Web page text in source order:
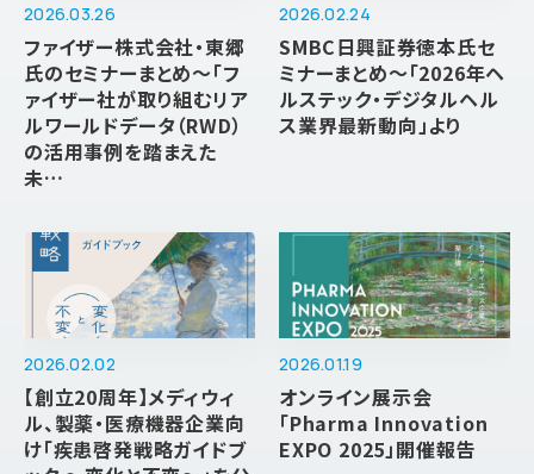
2026.03.26
ファイザー株式会社・東郷
氏のセミナーまとめ～「フ
ァイザー社が取り組むリア
ルワールドデータ（RWD）
の活用事例を踏まえた
未…
2026.02.24
SMBC日興証券徳本氏セ
ミナーまとめ～「2026年ヘ
ルステック・デジタルヘル
ス業界最新動向」より
2026.02.02
【創立20周年】メディウィ
ル、製薬・医療機器企業向
け「疾患啓発戦略ガイドブ
2026.01.19
オンライン展示会
「Pharma Innovation
EXPO 2025」開催報告